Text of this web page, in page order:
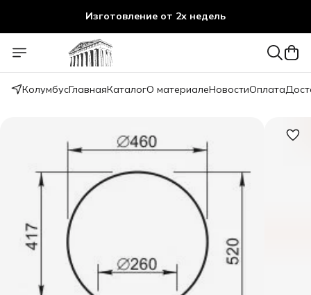
КолумбусГлавнаяКаталогО материалеНовостиОплата